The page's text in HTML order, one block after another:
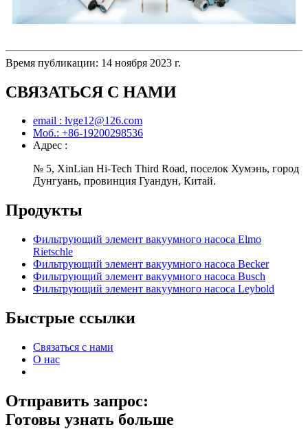
Время публикации: 14 ноября 2023 г.
СВЯЗАТЬСЯ С НАМИ
email : lvge12@126.com
Моб.: +86-19200298536
Адрес :
№ 5, XinLian Hi-Tech Third Road, поселок Хумэнь, город
Дунгуань, провинция Гуандун, Китай.
Продукты
Фильтрующий элемент вакуумного насоса Elmo
Rietschle
Фильтрующий элемент вакуумного насоса Becker
Фильтрующий элемент вакуумного насоса Busch
Фильтрующий элемент вакуумного насоса Leybold
Быстрые ссылки
Связаться с нами
О нас
Отправить запрос:
Готовы узнать больше